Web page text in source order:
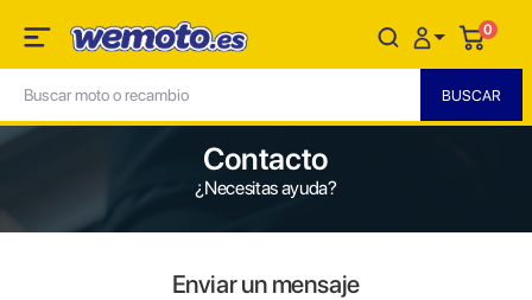
0
Contacto
¿Necesitas ayuda?
Enviar un mensaje